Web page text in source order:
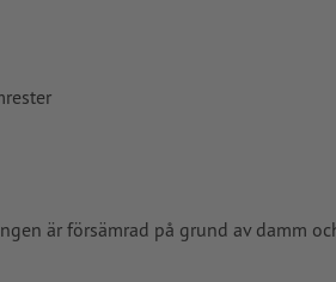
är försämrad på grund av damm